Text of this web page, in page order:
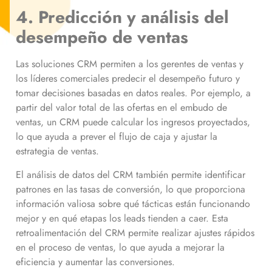
4. Predicción y análisis del
desempeño de ventas
Las soluciones CRM permiten a los gerentes de ventas y
los líderes comerciales predecir el desempeño futuro y
tomar decisiones basadas en datos reales. Por ejemplo, a
partir del valor total de las ofertas en el embudo de
ventas, un CRM puede calcular los ingresos proyectados,
lo que ayuda a prever el flujo de caja y ajustar la
estrategia de ventas.
El análisis de datos del CRM también permite identificar
patrones en las tasas de conversión, lo que proporciona
información valiosa sobre qué tácticas están funcionando
mejor y en qué etapas los leads tienden a caer. Esta
retroalimentación del CRM permite realizar ajustes rápidos
en el proceso de ventas, lo que ayuda a mejorar la
eficiencia y aumentar las conversiones.